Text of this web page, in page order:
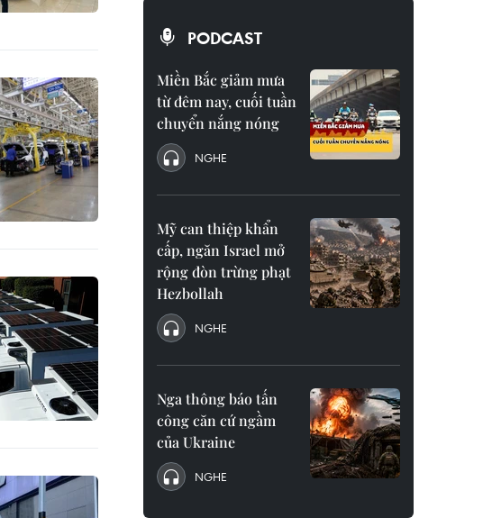
PODCAST
Miền Bắc giảm mưa
từ đêm nay, cuối tuần
chuyển nắng nóng
NGHE
Mỹ can thiệp khẩn
cấp, ngăn Israel mở
rộng đòn trừng phạt
Hezbollah
NGHE
Nga thông báo tấn
công căn cứ ngầm
của Ukraine
NGHE